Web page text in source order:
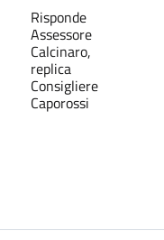
Risponde
Assessore
Calcinaro,
replica
Consigliere
Caporossi